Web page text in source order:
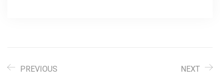
PREVIOUS NEXT